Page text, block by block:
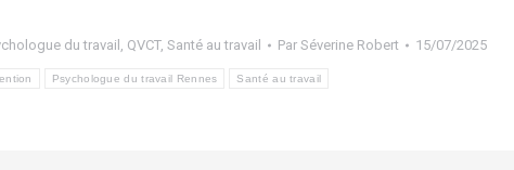
du travail , QVCT, Santé au travail Par Séverine Robert 15/07/2025
Psychologue du travail Rennes Santé au travail